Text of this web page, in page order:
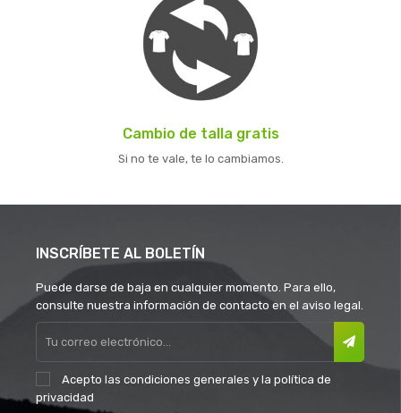
Cambio de talla gratis
Si no te vale, te lo cambiamos.
INSCRÍBETE AL BOLETÍN
Puede darse de baja en cualquier momento. Para ello,
consulte nuestra información de contacto en el aviso legal.
Acepto las condiciones generales y la política de
privacidad